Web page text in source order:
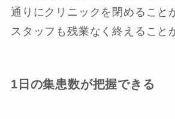
通りにクリニックを閉めること
スタッフも残業なく終えること
1日の集患数が把握できる